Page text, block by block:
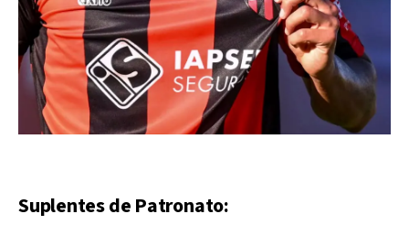
Suplentes de Patronato: